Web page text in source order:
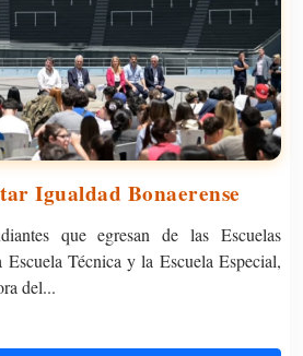
Igualdad Bonaerense
que egresan de las Escuelas
Técnica y la Escuela Especial,
del...